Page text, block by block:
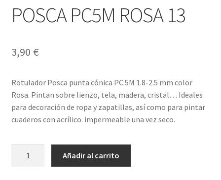
POSCA PC5M ROSA 13
3,90 €
Rotulador Posca punta cónica PC 5M 1.8-2.5 mm color
Rosa. Pintan sobre lienzo, tela, madera, cristal… Ideales
para decoración de ropa y zapatillas, así como para pintar
cuaderos con acrílico. impermeable una vez seco.
Añadir al carrito